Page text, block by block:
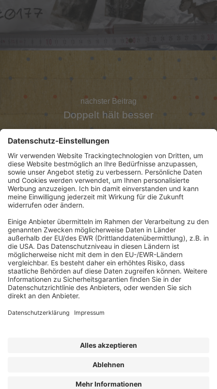
nächster Beitrag
Doppelt hält besser
Werben bei uns
Lizenzbedingungen
© Der SanierungsVorsprung